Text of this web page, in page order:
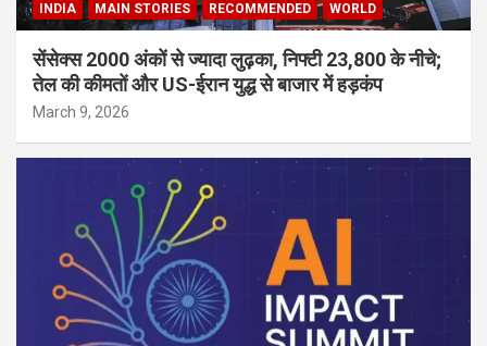
INDIA
MAIN STORIES RECOMMENDED WORLD
सेंसेक्स 2000 अंकों से ज्यादा लुढ़का, निफ्टी 23,800 के नीचे;
तेल की कीमतों और US-ईरान युद्ध से बाजार में हड़कंप
March 9, 2026